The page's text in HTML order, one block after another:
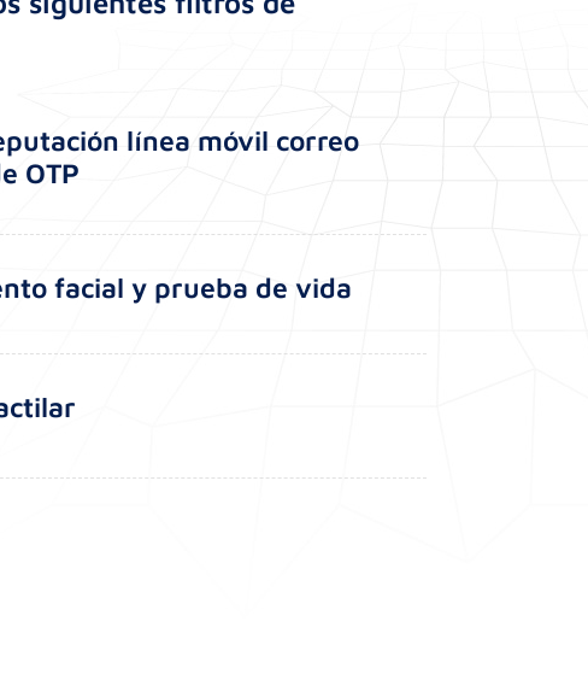
línea móvil correo
OTP
facial y prueba de vida